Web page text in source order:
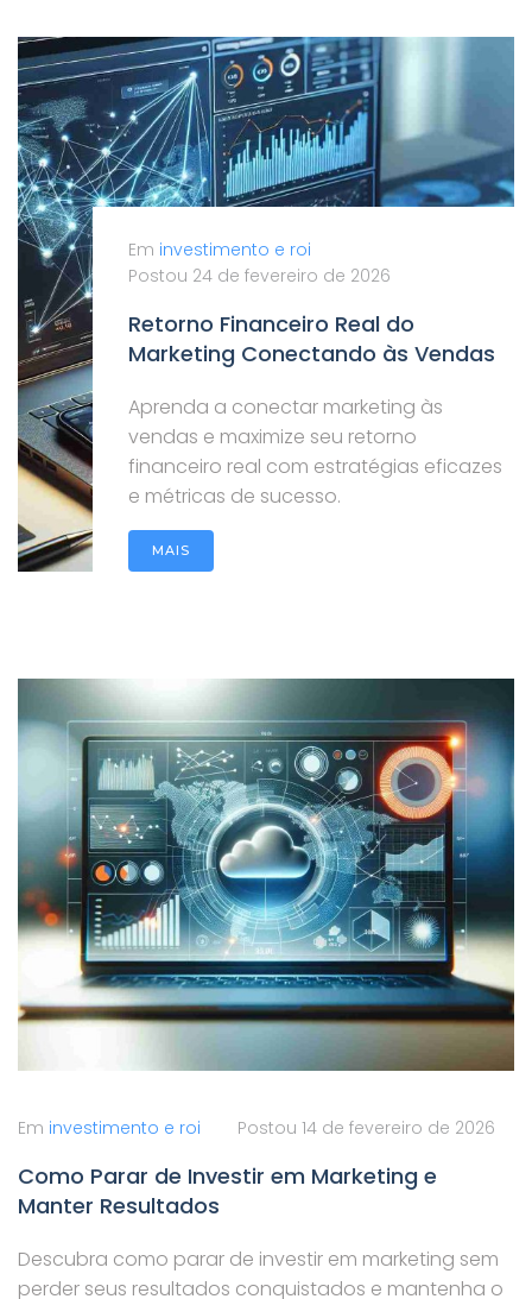
Em investimento e roi
Postou 24 de fevereiro de 2026
Retorno Financeiro Real do
Marketing Conectando às Vendas
Aprenda a conectar marketing às
vendas e maximize seu retorno
financeiro real com estratégias eficazes
e métricas de sucesso.
MAIS
Em investimento e roi Postou 14 de fevereiro de 2026
Como Parar de Investir em Marketing e
Manter Resultados
Descubra como parar de investir em marketing sem
perder seus resultados conquistados e mantenha o